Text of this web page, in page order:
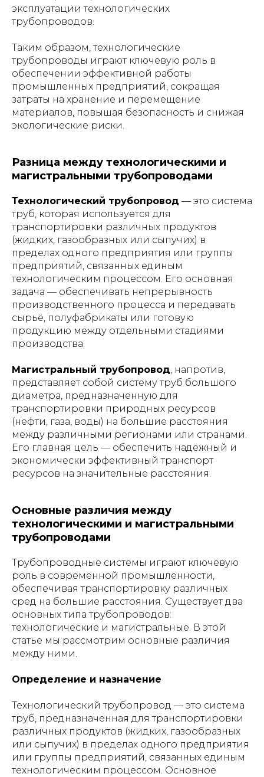
эксплуатации технологических
трубопроводов.
Таким образом, технологические
трубопроводы играют ключевую роль в
обеспечении эффективной работы
промышленных предприятий, сокращая
затраты на хранение и перемещение
материалов, повышая безопасность и снижая
экологические риски.
Разница между технологическими и
магистральными трубопроводами
Технологический трубопровод — это система
труб, которая используется для
транспортировки различных продуктов
(жидких, газообразных или сыпучих) в
пределах одного предприятия или группы
предприятий, связанных единым
технологическим процессом. Его основная
задача — обеспечивать непрерывность
производственного процесса и передавать
сырьё, полуфабрикаты или готовую
продукцию между отдельными стадиями
производства.
Магистральный трубопровод, напротив,
представляет собой систему труб большого
диаметра, предназначенную для
транспортировки природных ресурсов
(нефти, газа, воды) на большие расстояния
между различными регионами или странами.
Его главная цель — обеспечить надёжный и
экономически эффективный транспорт
ресурсов на значительные расстояния.
Основные различия между
технологическими и магистральными
трубопроводами
Трубопроводные системы играют ключевую
роль в современной промышленности,
обеспечивая транспортировку различных
сред на большие расстояния. Существует два
основных типа трубопроводов:
технологические и магистральные. В этой
статье мы рассмотрим основные различия
между ними.
Определение и назначение
Технологический трубопровод — это система
труб, предназначенная для транспортировки
различных продуктов (жидких, газообразных
или сыпучих) в пределах одного предприятия
или группы предприятий, связанных единым
технологическим процессом. Основное